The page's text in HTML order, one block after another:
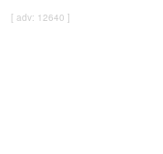
[ adv: 12640 ]